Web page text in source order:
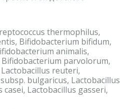
thermophilus,
Bifidobacterium bifidum,
animalis,
parvolorum,
reuteri,
bulgaricus, Lactobacillus
Lactobacillus gasseri,